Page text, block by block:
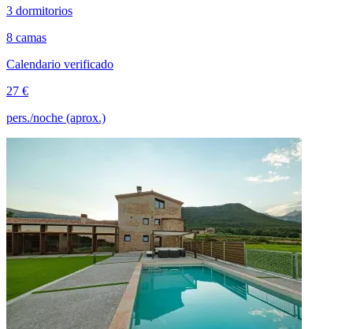
3 dormitorios
8 camas
Calendario verificado
27 €
pers./noche (aprox.)